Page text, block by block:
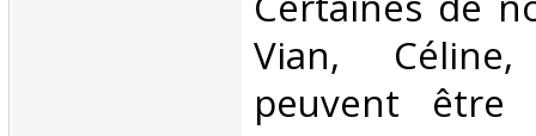
Vian,
peuvent être